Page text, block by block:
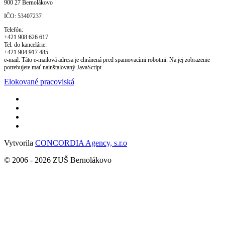
900 27 Bernolákovo
IČO: 53407237
Telefón:
+421 908 626 617
Tel. do kancelárie:
+421 904 917 485
e-mail: Táto e-mailová adresa je chránená pred spamovacími robotmi. Na jej zobrazenie
potrebujete mať nainštalovaný JavaScript.
Elokované pracoviská
Vytvorila CONCORDIA Agency, s.r.o
© 2006 - 2026 ZUŠ Bernolákovo